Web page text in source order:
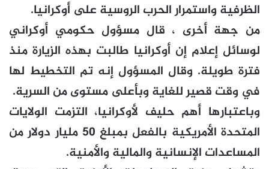
الظرفية واستمرار الحرب الروسية على أوكرانيا.
من جهة أخرى ، قال مسؤول حكومي أوكراني
لوسائل إعلام إن أوكرانيا طالبت بهذه الزيارة منذ
فترة طويلة. وقال المسؤول إنه تم التخطيط لها
في وقت قصير للغاية وبأعلى مستوى من السرية.
وباعتبارها أهم حليف لأوكرانيا، التزمت الولايات
المتحدة الأمريكية بالفعل بمبلغ 50 مليار دولار من
المساعدات الإنسانية والمالية والأمنية.